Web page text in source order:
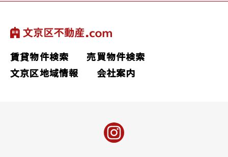
賃貸物件検索
売買物件検索
文京区地域情報
会社案内